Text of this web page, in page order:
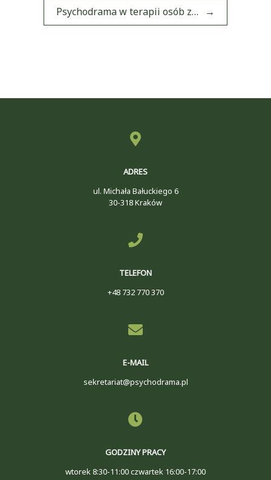
Psychodrama w terapii osób z… →
ADRES
ul. Michała Bałuckiego 6
30-318 Kraków
TELEFON
+48 732 770 370
E-MAIL
sekretariat@psychodrama.pl
GODZINY PRACY
wtorek 8:30-11:00 czwartek 16:00-17:00